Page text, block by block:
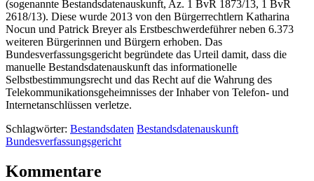
(sogenannte Bestandsdatenauskunft, Az. 1 BvR 1873/13, 1 BvR
2618/13). Diese wurde 2013 von den Bürgerrechtlern Katharina
Nocun und Patrick Breyer als Erstbeschwerdeführer neben 6.373
weiteren Bürgerinnen und Bürgern erhoben. Das
Bundesverfassungsgericht begründete das Urteil damit, dass die
manuelle Bestandsdatenauskunft das informationelle
Selbstbestimmungsrecht und das Recht auf die Wahrung des
Telekommunikationsgeheimnisses der Inhaber von Telefon- und
Internetanschlüssen verletze.
Schlagwörter: Bestandsdaten Bestandsdatenauskunft
Bundesverfassungsgericht
Kommentare